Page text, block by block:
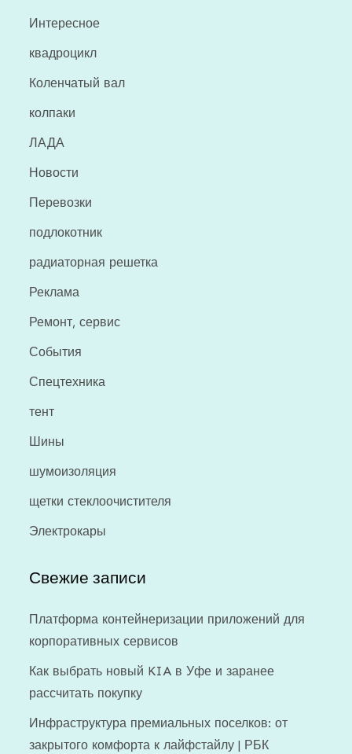
Интересное
квадроцикл
Коленчатый вал
колпаки
ЛАДА
Новости
Перевозки
подлокотник
радиаторная решетка
Реклама
Ремонт, сервис
События
Спецтехника
тент
Шины
шумоизоляция
щетки стеклоочистителя
Электрокары
Свежие записи
Платформа контейнеризации приложений для
корпоративных сервисов
Как выбрать новый KIA в Уфе и заранее
рассчитать покупку
Инфраструктура премиальных поселков: от
закрытого комфорта к лайфстайлу | РБК